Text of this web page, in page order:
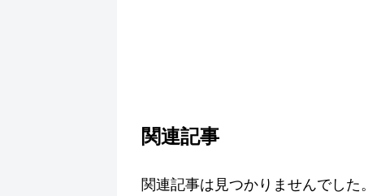
関連記事
関連記事は見つかりませんでした。